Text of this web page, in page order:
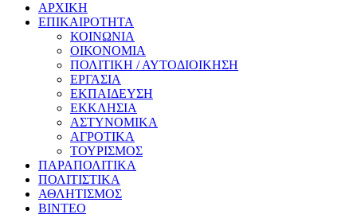
ΑΡΧΙΚΗ
ΕΠΙΚΑΙΡΟΤΗΤΑ
ΚΟΙΝΩΝΙΑ
ΟΙΚΟΝΟΜΙΑ
ΠΟΛΙΤΙΚΗ / ΑΥΤΟΔΙΟΙΚΗΣΗ
ΕΡΓΑΣΙΑ
ΕΚΠΑΙΔΕΥΣΗ
ΕΚΚΛΗΣΙΑ
ΑΣΤΥΝΟΜΙΚΑ
ΑΓΡΟΤΙΚΑ
ΤΟΥΡΙΣΜΟΣ
ΠΑΡΑΠΟΛΙΤΙΚΑ
ΠΟΛΙΤΙΣΤΙΚΑ
ΑΘΛΗΤΙΣΜΟΣ
ΒΙΝΤΕΟ